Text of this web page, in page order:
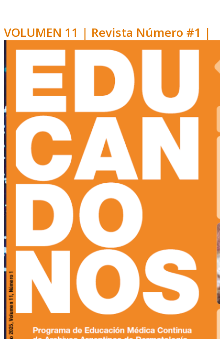
VOLUMEN 11 | Revista Número #1 |